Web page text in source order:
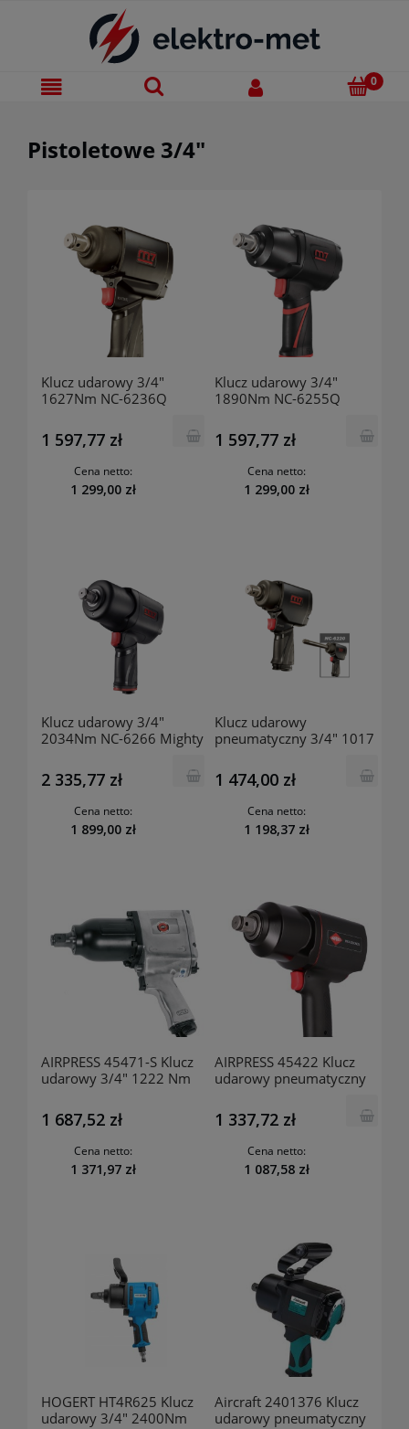
Pistoletowe 3/4"
Klucz udarowy 3/4"
1627Nm NC-6236Q
1 597,77 zł
Cena netto:
1 299,00 zł
Klucz udarowy 3/4"
1890Nm NC-6255Q
1 597,77 zł
Cena netto:
1 299,00 zł
Klucz udarowy 3/4"
2034Nm NC-6266 Mighty
2 335,77 zł
Cena netto:
1 899,00 zł
Klucz udarowy
pneumatyczny 3/4" 1017
Seven M7
1 474,00 zł
Cena netto:
1 198,37 zł
AIRPRESS 45471-S Klucz
udarowy 3/4" 1222 Nm
1 687,52 zł
Cena netto:
1 371,97 zł
AIRPRESS 45422 Klucz
udarowy pneumatyczny
obr./min
1 337,72 zł
Cena netto:
1 087,58 zł
HOGERT HT4R625 Klucz
udarowy 3/4" 2400Nm
Aircraft 2401376 Klucz
udarowy pneumatyczny